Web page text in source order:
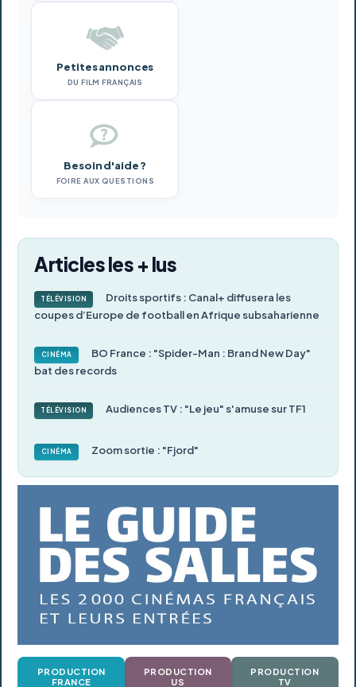
Petites annonces
DU FILM FRANÇAIS
Besoin d'aide ?
FOIRE AUX QUESTIONS
Articles les + lus
TÉLÉVISION
Droits sportifs : Canal+ diffusera les
coupes d’Europe de football en Afrique subsaharienne
CINÉMA
BO France : "Spider-Man : Brand New Day"
bat des records
TÉLÉVISION Audiences TV : "Le jeu" s'amuse sur TF1
CINÉMA Zoom sortie : "Fjord"
PRODUCTION
FRANCE
PRODUCTION
US
PRODUCTION
TV